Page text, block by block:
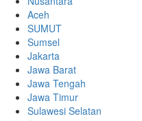
Aceh
SUMUT
Sumsel
Jakarta
Jawa Barat
Jawa Tengah
Jawa Timur
Sulawesi Selatan